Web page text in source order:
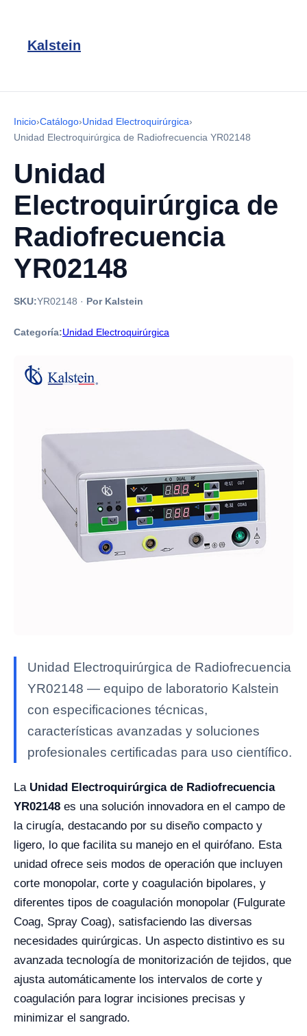
Kalstein
Inicio›Catálogo›Unidad Electroquirúrgica›
Unidad Electroquirúrgica de Radiofrecuencia YR02148
Unidad
Electroquirúrgica de
Radiofrecuencia
YR02148
SKU:YR02148 · Por Kalstein
Categoría:Unidad Electroquirúrgica
Unidad Electroquirúrgica de Radiofrecuencia
YR02148 — equipo de laboratorio Kalstein
con especificaciones técnicas,
características avanzadas y soluciones
profesionales certificadas para uso científico.
La Unidad Electroquirúrgica de Radiofrecuencia
YR02148 es una solución innovadora en el campo de
la cirugía, destacando por su diseño compacto y
ligero, lo que facilita su manejo en el quirófano. Esta
unidad ofrece seis modos de operación que incluyen
corte monopolar, corte y coagulación bipolares, y
diferentes tipos de coagulación monopolar (Fulgurate
Coag, Spray Coag), satisfaciendo las diversas
necesidades quirúrgicas. Un aspecto distintivo es su
avanzada tecnología de monitorización de tejidos, que
ajusta automáticamente los intervalos de corte y
coagulación para lograr incisiones precisas y
minimizar el sangrado.